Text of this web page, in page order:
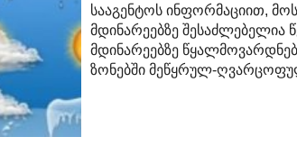
სააგენტოს ინფორმაციით,
მდინარეებზე შესაძლებელია
მდინარეებზე
ზონებში მეწყრულ-